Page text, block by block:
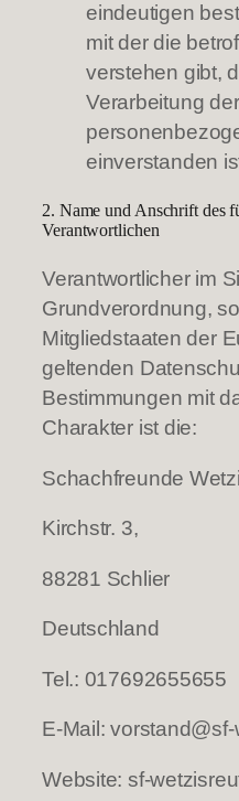
eindeutigen
mit der die
verstehen gibt,
Verarbeitung
einverstanden
2. Name und Anschrift des
Verantwortlichen
Verantwortlicher im
Grundverordnung,
Mitgliedstaaten der
geltenden
Bestimmungen mit
Charakter ist die:
Schachfreunde
Kirchstr. 3,
88281 Schlier
Deutschland
Tel.: 017692655655
E-Mail:
Website: sf-